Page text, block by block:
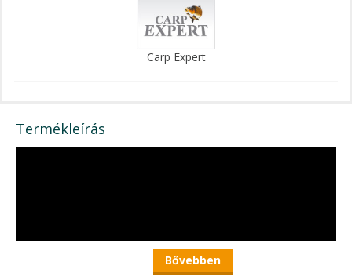
Carp Expert
Termékleírás
Bővebben